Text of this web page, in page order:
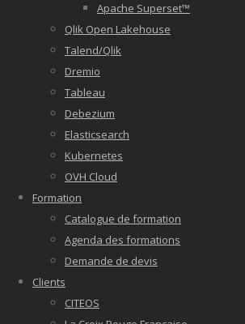
Apache Superset™
Qlik Open Lakehouse
Talend/Qlik
Dremio
Tableau
Debezium
Elasticsearch
Kubernetes
OVH Cloud
Formation
Catalogue de formation
Agenda des formations
Demande de devis
Clients
CITEOS